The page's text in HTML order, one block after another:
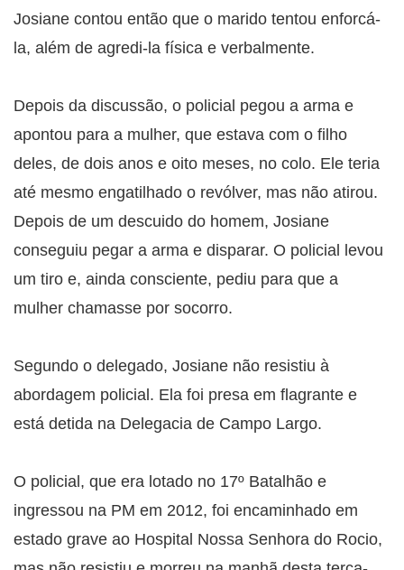
Josiane contou então que o marido tentou enforcá-
la, além de agredi-la física e verbalmente.
Depois da discussão, o policial pegou a arma e
apontou para a mulher, que estava com o filho
deles, de dois anos e oito meses, no colo. Ele teria
até mesmo engatilhado o revólver, mas não atirou.
Depois de um descuido do homem, Josiane
conseguiu pegar a arma e disparar. O policial levou
um tiro e, ainda consciente, pediu para que a
mulher chamasse por socorro.
Segundo o delegado, Josiane não resistiu à
abordagem policial. Ela foi presa em flagrante e
está detida na Delegacia de Campo Largo.
O policial, que era lotado no 17º Batalhão e
ingressou na PM em 2012, foi encaminhado em
estado grave ao Hospital Nossa Senhora do Rocio,